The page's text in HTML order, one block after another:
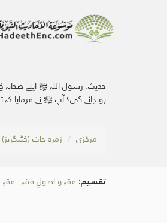
حدیث: رسول اللہ ﷺ اپنے
ہو جائے گی؟ آپ ﷺ نے فرمایا کہ
مرکزی زمرہ جات (کٹیگریز)
تقسیم: فقہ و اصولِ فقہ .